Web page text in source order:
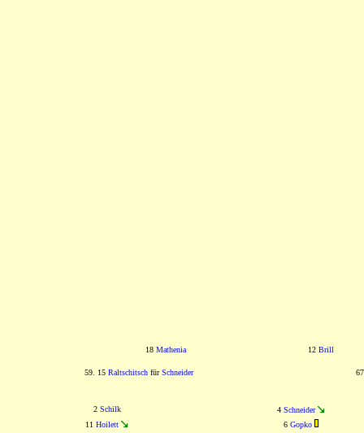
18 Mathenia 12 Brill
59. 15 Raltschitsch fürSchneider
2 Schilk 4 Schneider
11 Hoilett 6 Gopko